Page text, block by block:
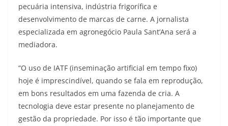
pecuária intensiva, indústria frigorífica e
desenvolvimento de marcas de carne. A jornalista
especializada em agronegócio Paula Sant’Ana será a
mediadora.
“O uso de IATF (inseminação artificial em tempo fixo)
hoje é imprescindível, quando se fala em reprodução,
em bons resultados em uma fazenda de cria. A
tecnologia deve estar presente no planejamento de
gestão da propriedade. Por isso é tão importante que